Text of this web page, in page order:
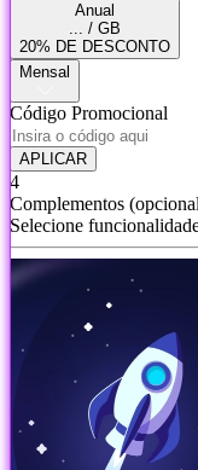
Anual
... / GB
20% DE DESCONTO
Mensal
Código Promocional
APLICAR
4
Complementos
Selecione